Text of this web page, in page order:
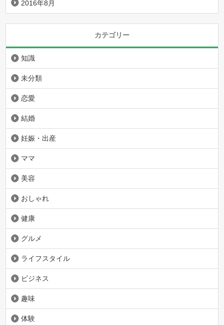
2016年8月
カテゴリー
知識
未分類
恋愛
結婚
妊娠・出産
ママ
美容
おしゃれ
健康
グルメ
ライフスタイル
ビジネス
趣味
体験